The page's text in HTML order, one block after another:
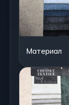
Материал